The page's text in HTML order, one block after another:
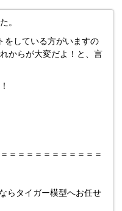
。
をしている方がいますの
からが大変だよ！と、言
＝＝＝＝＝＝＝＝＝＝＝
らタイガー模型へお任せ